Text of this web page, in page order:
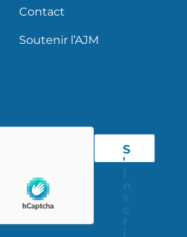
Contact
Soutenir l’AJM
S
'